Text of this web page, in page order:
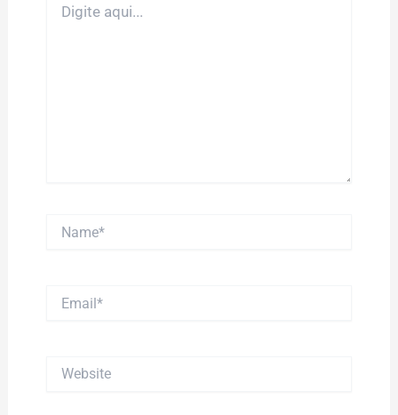
aqui...